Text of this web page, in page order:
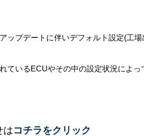
ップデートに伴いデフォルト設定(工
ているECUやその中の設定状況によっ
は コチラをクリック